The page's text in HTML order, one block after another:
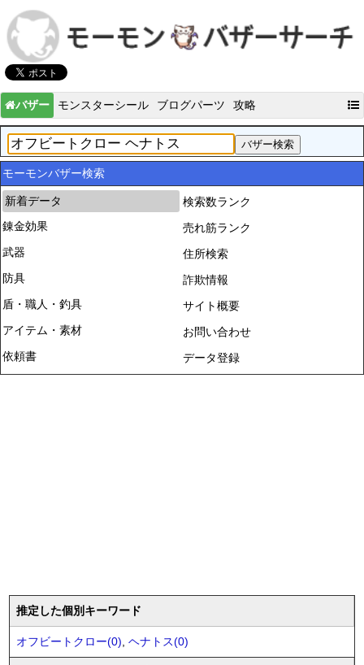
バザー モンスターシール ブログパーツ 攻略
モーモンバザー検索
新着データ
錬金効果
武器
防具
盾・職人・釣具
アイテム・素材
依頼書
検索数ランク
売れ筋ランク
住所検索
詐欺情報
サイト概要
お問い合わせ
データ登録
推定した個別キーワード
オフビートクロー(0), ヘナトス(0)